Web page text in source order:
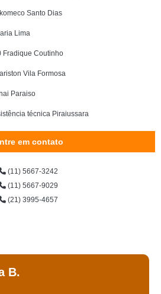
Santo Dias
Lima
Fradique Coutinho
Vila Formosa
Paraiso
técnica Pirajussara
Artur Alvim
São Miguel Paulista
em contato
(11) 5667-3242
(11) 5667-9029
(21) 3995-4657
B.